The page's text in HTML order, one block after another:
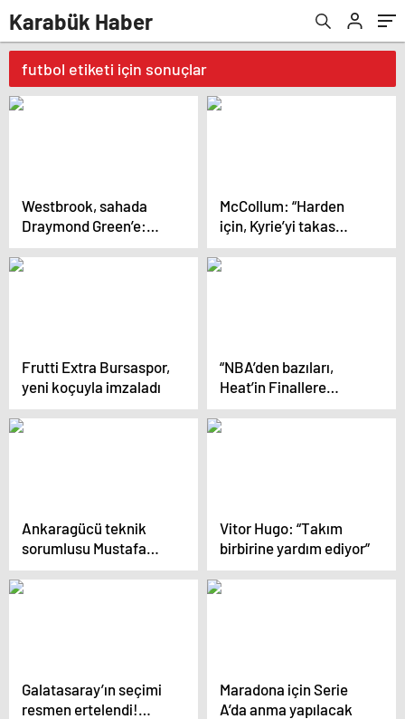
Karabük Haber
futbol etiketi için sonuçlar
Westbrook, sahada
Draymond Green’e:
“Daha şut
atamıyorsun!”
McCollum: “Harden
için, Kyrie’yi takas
ederdim…”
Frutti Extra Bursaspor,
yeni koçuyla imzaladı
“NBA’den bazıları,
Heat’in Finallere
çıkışını ‘şans eseri’
olarak görüyor” iddiası
Ankaragücü teknik
sorumlusu Mustafa
Dalcı: “Tek eksik
goldü”
Vitor Hugo: “Takım
birbirine yardım ediyor”
Galatasaray’ın seçimi
resmen ertelendi!…
Maradona için Serie
A’da anma yapılacak